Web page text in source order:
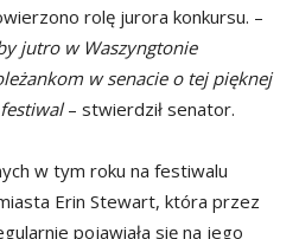
rolę jurora konkursu. –
jutro w Waszyngtonie
w senacie o tej pięknej
– stwierdził senator.
w tym roku na festiwalu
Erin Stewart, która przez
pojawiała się na jego